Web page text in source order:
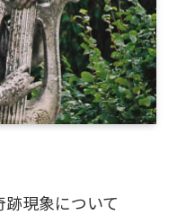
現象について